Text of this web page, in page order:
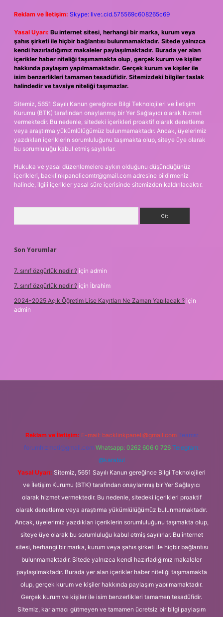
Reklam ve İletişim: Skype: live:.cid.575569c608265c69
Yasal Uyarı: Bu internet sitesi, herhangi bir marka, kurum veya
şahıs şirketi ile hiçbir bağlantısı bulunmamaktadır. Sitede yalnızca
kendi hazırladığımız makaleler paylaşılmaktadır. Burada yer alan
içerikler haber niteliği taşımamakta olup, gerçek kurum ve kişiler
hakkında paylaşım yapılmamaktadır. Gerçek kurum ve kişiler ile
isim benzerlikleri tamamen tesadüfidir. Sitemizdeki bilgiler taslak
halindedir ve tavsiye niteliği taşımazlar.
Sitemiz, 5651 Sayılı Kanun gereğince Bilgi Teknolojileri ve İletişim
Kurumu (BTK) tarafından onaylanmış bir Yer Sağlayıcı olarak hizmet
vermektedir. Bu nedenle, sitedeki içerikleri proaktif olarak denetleme
veya araştırma yükümlülüğümüz bulunmamaktadır. Ancak, üyelerimiz
yazdıkları içeriklerin sorumluluğunu taşımakta olup, siteye üye olarak
bu sorumluluğu kabul etmiş sayılırlar.
Hukuka ve yasal düzenlemelere aykırı olduğunu düşündüğünüz
içerikleri, backlinkpanelicomtr@gmail.com adresine bildirmeniz
halinde, ilgili içerikler yasal süre içerisinde sitemizden kaldırılacaktır.
Son Yorumlar
7. sınıf özgürlük nedir ? için admin
7. sınıf özgürlük nedir ? için İbrahim
2024-2025 Açık Öğretim Lise Kayıtları Ne Zaman Yapılacak ? için
admin
Reklam ve İletişim: E-mail: backlinkpaneli@gmail.com Teams:
forumhizmeti@gmail.com Whatsapp: 0262 606 0 726 Telegram:
@karabul
Yasal Uyarı: Sitemiz, 5651 Sayılı Kanun gereğince Bilgi Teknolojileri
ve İletişim Kurumu (BTK) tarafından onaylanmış bir Yer Sağlayıcı
olarak hizmet vermektedir. Bu nedenle, sitedeki içerikleri proaktif
olarak denetleme veya araştırma yükümlülüğümüz bulunmamaktadır.
Ancak, üyelerimiz yazdıkları içeriklerin sorumluluğunu taşımakta olup,
siteye üye olarak bu sorumluluğu kabul etmiş sayılırlar. Bu internet
sitesi, herhangi bir marka, kurum veya şahıs şirketi ile hiçbir bağlantısı
bulunmamaktadır. Sitede yalnızca kendi hazırladığımız makaleler
paylaşılmaktadır. Burada yer alan içerikler haber niteliği taşımamakta
olup, gerçek kurum ve kişiler hakkında paylaşım yapılmamaktadır.
Gerçek kurum ve kişiler ile isim benzerlikleri tamamen tesadüfidir.
Sitemiz, kar amacı gütmeyen ve tamamen ücretsiz bir bilgi paylaşım